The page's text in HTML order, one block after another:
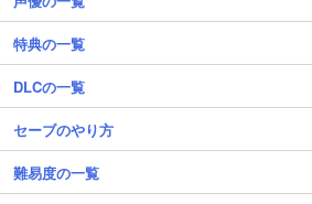
特典の一覧
DLCの一覧
セーブのやり方
難易度の一覧